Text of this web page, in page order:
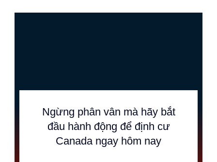
Ngừng phân vân mà hãy bắt
đầu hành động để định cư
Canada ngay hôm nay